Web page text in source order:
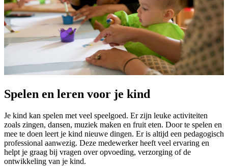
Spelen en leren voor je kind
Je kind kan spelen met veel speelgoed. Er zijn leuke activiteiten
zoals zingen, dansen, muziek maken en fruit eten. Door te spelen en
mee te doen leert je kind nieuwe dingen. Er is altijd een pedagogisch
professional aanwezig. Deze medewerker heeft veel ervaring en
helpt je graag bij vragen over opvoeding, verzorging of de
ontwikkeling van je kind.